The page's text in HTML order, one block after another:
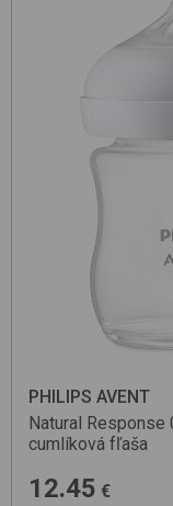
PHILIPS AVENT
Natural Response
cumlíková fľaša
12.45 €